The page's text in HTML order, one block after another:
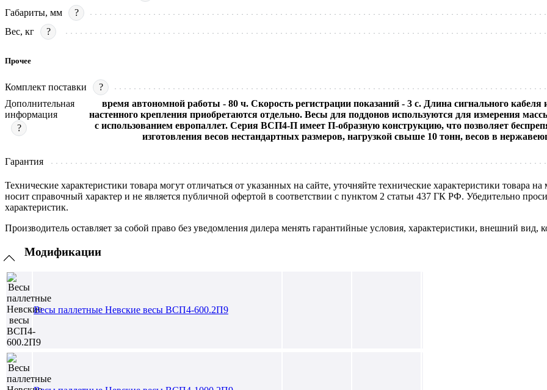
Габариты, мм
?
Вес, кг
?
Прочее
Комплект поставки
?
Дополнительная
информация
?
время автономной работы - 80 ч. Скорость регистрации показаний - 3 c. Длина сигнального
настенного крепления приобретаются отдельно. Весы для поддонов используются для измерения
с использованием европаллет. Серия ВСП4-П имеет П-образную конструкцию, что позволяет
изготовления весов нестандартных размеров, нагрузкой свыше 10 тонн, весов в
Гарантия
Технические характеристики товара могут отличаться от указанных на сайте, уточняйте технические характеристики
носит справочный характер и не является публичной офертой в соответствии с пунктом 2 статьи 437 ГК РФ. Убедительно
характеристик.
Производитель оставляет за собой право без уведомления дилера менять гарантийные условия, характеристики, внешний вид,
Модификации
Весы паллетные Невские весы ВСП4-600.2П9